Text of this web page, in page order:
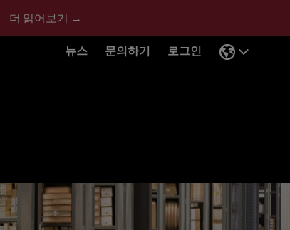
더 읽어보기 →
뉴스 문의하기 로그인